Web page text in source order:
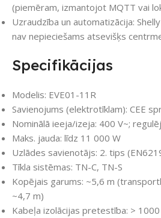
(piemēram, izmantojot MQTT vai
Uzraudzība un automatizācija:
nav nepieciešams atsevišķs
Specifikācijas
Modelis: EVE01-11R
Savienojums (elektrotīklam): CEE
Nominālā ieeja/izeja: 400 V~;
Maks. jauda: līdz 11 000 W
Uzlādes savienotājs: 2. tips
Tīkla sistēmas: TN-C, TN-S
Kopējais garums: ~5,6 m
~4,7 m)
Kabeļa izolācijas pretestība: >